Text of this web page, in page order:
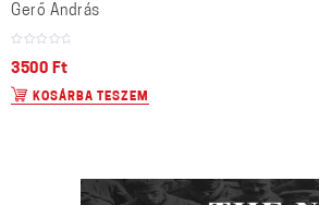
Gerő András
3500 Ft
KOSÁRBA TESZEM